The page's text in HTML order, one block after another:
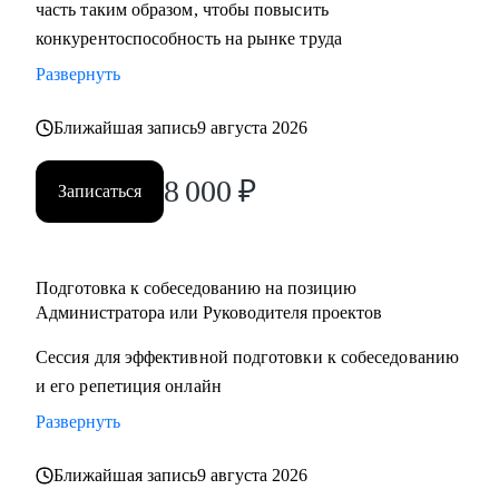
часть таким образом, чтобы повысить
конкурентоспособность на рынке труда
Развернуть
Ближайшая запись9 августа 2026
Записаться 8 000 ₽
Подготовка к собеседованию на позицию
Администратора или Руководителя проектов
Сессия для эффективной подготовки к собеседованию
и его репетиция онлайн
Развернуть
Ближайшая запись9 августа 2026